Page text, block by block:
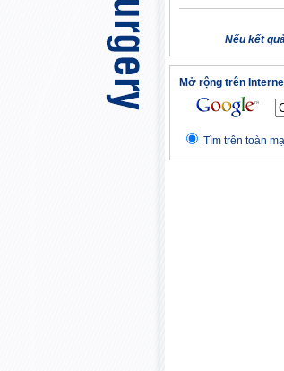
Nếu kết
Mở rộng trên
Tìm trên toàn